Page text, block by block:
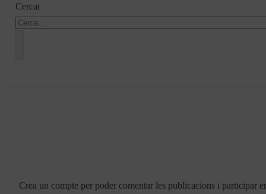
Cercar
Crea un compte per poder comentar les publicacions i participar